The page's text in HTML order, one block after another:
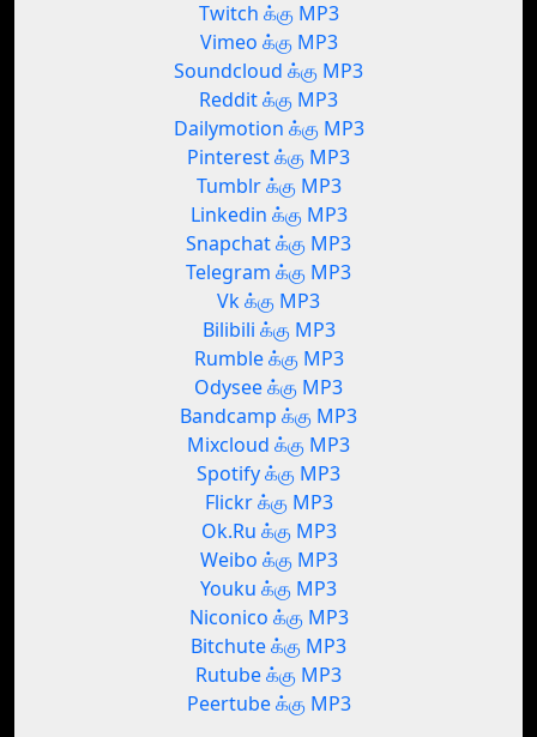
Twitch க்கு MP3
Vimeo க்கு MP3
Soundcloud க்கு MP3
Reddit க்கு MP3
Dailymotion க்கு MP3
Pinterest க்கு MP3
Tumblr க்கு MP3
Linkedin க்கு MP3
Snapchat க்கு MP3
Telegram க்கு MP3
Vk க்கு MP3
Bilibili க்கு MP3
Rumble க்கு MP3
Odysee க்கு MP3
Bandcamp க்கு MP3
Mixcloud க்கு MP3
Spotify க்கு MP3
Flickr க்கு MP3
Ok.Ru க்கு MP3
Weibo க்கு MP3
Youku க்கு MP3
Niconico க்கு MP3
Bitchute க்கு MP3
Rutube க்கு MP3
Peertube க்கு MP3